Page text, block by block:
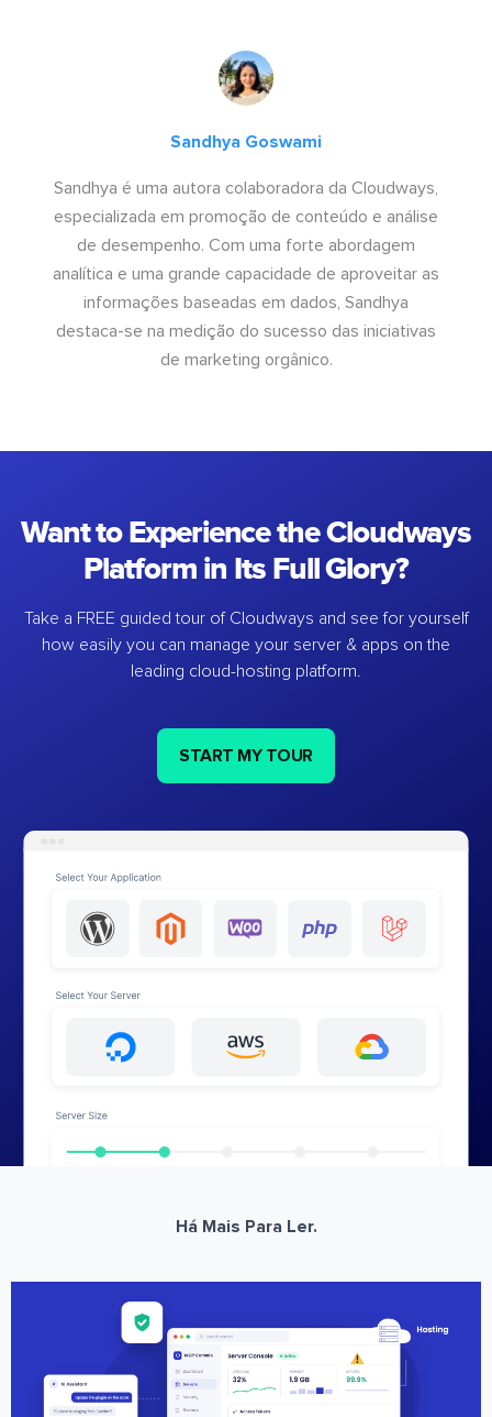
Sandhya Goswami
Sandhya é uma autora colaboradora da Cloudways,
especializada em promoção de conteúdo e análise
de desempenho. Com uma forte abordagem
analítica e uma grande capacidade de aproveitar as
informações baseadas em dados, Sandhya
destaca-se na medição do sucesso das iniciativas
de marketing orgânico.
Want to Experience the Cloudways
Platform in Its Full Glory?
Take a FREE guided tour of Cloudways and see for yourself
how easily you can manage your server & apps on the
leading cloud-hosting platform.
START MY TOUR
Há Mais Para Ler.